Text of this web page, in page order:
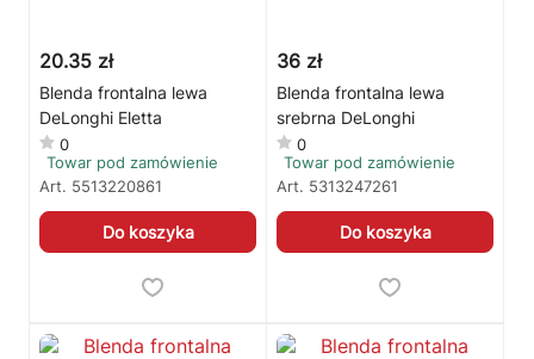
20.35 zł
Blenda frontalna lewa
DeLonghi Eletta
0
Towar pod zamówienie
Art. 5513220861
Do koszyka
36 zł
Blenda frontalna lewa
srebrna DeLonghi
0
Towar pod zamówienie
Art. 5313247261
Do koszyka